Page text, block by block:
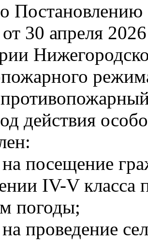
от 30 апреля
действия
на посещение
IV-V класса
погоды;
проведение